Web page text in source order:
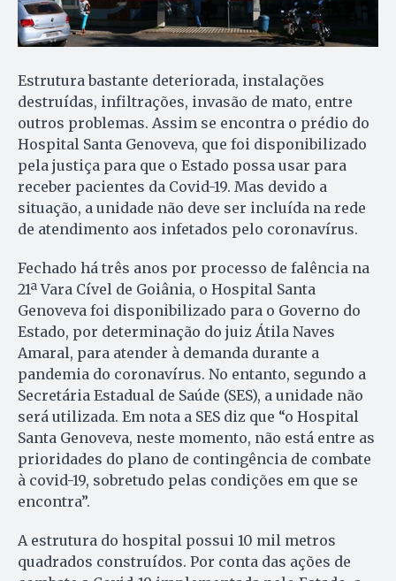
Estrutura bastante deteriorada, instalações
destruídas, infiltrações, invasão de mato, entre
outros problemas. Assim se encontra o prédio do
Hospital Santa Genoveva, que foi disponibilizado
pela justiça para que o Estado possa usar para
receber pacientes da Covid-19. Mas devido a
situação, a unidade não deve ser incluída na rede
de atendimento aos infetados pelo coronavírus.
Fechado há três anos por processo de falência na
21ª Vara Cível de Goiânia, o Hospital Santa
Genoveva foi disponibilizado para o Governo do
Estado, por determinação do juiz Átila Naves
Amaral, para atender à demanda durante a
pandemia do coronavírus. No entanto, segundo a
Secretária Estadual de Saúde (SES), a unidade não
será utilizada. Em nota a SES diz que “o Hospital
Santa Genoveva, neste momento, não está entre as
prioridades do plano de contingência de combate
à covid-19, sobretudo pelas condições em que se
encontra”.
A estrutura do hospital possui 10 mil metros
quadrados construídos. Por conta das ações de